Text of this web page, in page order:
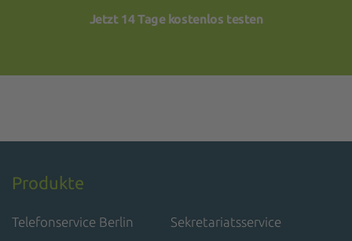
Jetzt 14 Tage kostenlos testen
Produkte
Telefonservice Berlin
Sekretariatsservice